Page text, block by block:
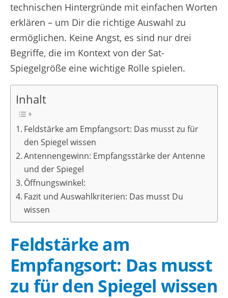
technischen Hintergründe mit einfachen Worten
erklären – um Dir die richtige Auswahl zu
ermöglichen. Keine Angst, es sind nur drei
Begriffe, die im Kontext von der Sat-
Spiegelgröße eine wichtige Rolle spielen.
Inhalt
Feldstärke am Empfangsort: Das musst zu für
den Spiegel wissen
Antennengewinn: Empfangsstärke der Antenne
und der Spiegel
Öffnungswinkel:
Fazit und Auswahlkriterien: Das musst Du
wissen
Feldstärke am
Empfangsort: Das musst
zu für den Spiegel wissen